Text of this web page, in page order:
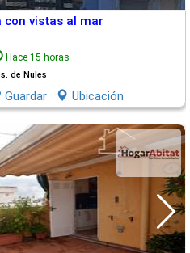
con vistas al mar
Hace 15 horas
de Nules
Guardar Ubicación